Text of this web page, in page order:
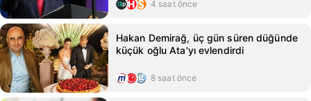
4 saat önce
Hakan Demirağ, üç gün süren düğünde
küçük oğlu Ata'yı evlendirdi
8 saat önce